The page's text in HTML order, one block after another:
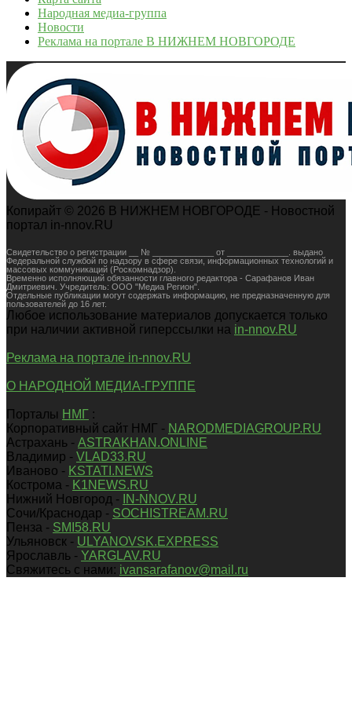
Народная медиа-группа
Новости
Реклама на портале В НИЖНЕМ НОВГОРОДЕ
Копирайт © 2026 В НИЖНЕМ НОВГОРОДЕ - Новостной
портал in-nnov.RU
Свидетельство о регистрации __ № _____________ от _____________. выдано
Федеральной службой по надзору в сфере связи, информационных технологий и
массовых коммуникаций (Роскомнадзор).
Временно исполняющий обязанности главного редактора - Сарафанов Иван
Дмитриевич. Учредитель: ООО "Медиа Регион".
Отдельные публикации могут содержать информацию, не предназначенную для
пользователей до 16 лет.
Любое использование материалов допускается только
при наличии активной гиперссылки на in-nnov.RU
Реклама на портале in-nnov.RU
О НАРОДНОЙ МЕДИА-ГРУППЕ
Порталы НМГ :
Корпоративный сайт НМГ - NARODMEDIAGROUP.RU
Астрахань - ASTRAKHAN.ONLINE
Владимир - VLAD33.RU
Иваново - KSTATI.NEWS
Кострома - K1NEWS.RU
Нижний Новгород -
IN-NNOV.RU
Сочи/Краснодар - SOCHISTREAM.RU
Пенза - SMI58.RU
Ульяновск - ULYANOVSK.EXPRESS
Ярославль - YARGLAV.RU
Свяжитесь с нами: ivansarafanov@mail.ru